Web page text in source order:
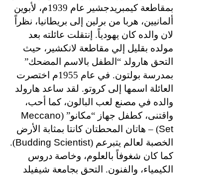
بمقاطعة كيمبريدجشير عام 1939م، لأبوين
ألمانيين، هربا من برلين إلى بريطانيا، نظراً
لان والده كان يهودياً. إنتقلت عائلته بعد
مولده بقليل إلي مقاطعة لانكشير، حيث
التحق هارولد “الطفل بالاسم المضحك”
بمدرسة بولتون. في عام 1955م اختصرت
العائلة اسمها إلى كروتو. لقد ساعد هارولد
والده في مصنع لعب البالون، كما أحب،
واقتنى، كطفل جهاز “مكانو” (Meccano
Set) – هاتان المحطتان كانتا بمثابة الأرض
الخصبة لعالم يتبرعم (Budding Scientist
).
كما كان شغوفاً بالعلوم، وخاصة دروس
الكيمياء، والفنون. التحق بجامعة شيفيلد